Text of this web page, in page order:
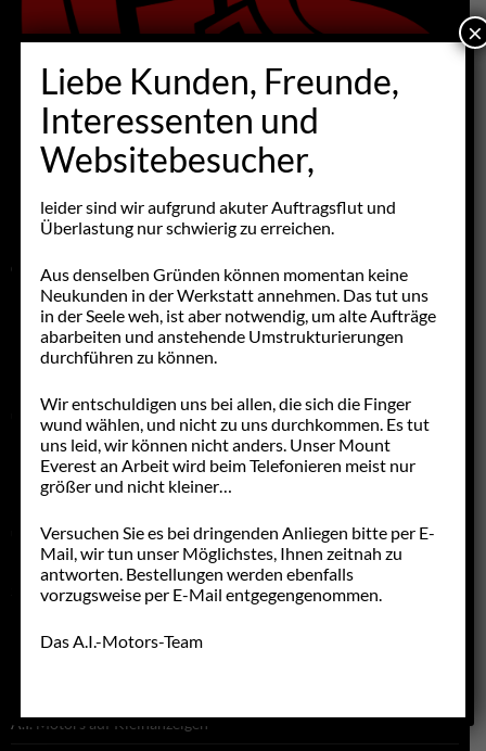
GESCHÄFTSZEITEN
Montag Ruhetag
Dienstag bis Donnerstag
9:30 – 12:30 Uhr
13:30 – 17:00 Uhr
Freitag
13:30 – 15:00 Uhr
Samstags nur nach Vereinbarung.
A.I. Motors auf Kleinanzeigen
Liebe Kunden, Freunde,
Interessenten und
Websitebesucher,
leider sind wir aufgrund akuter Auftragsflut und
Überlastung nur schwierig zu erreichen.
Aus denselben Gründen können momentan keine
Neukunden in der Werkstatt annehmen. Das tut uns
in der Seele weh, ist aber notwendig, um alte Aufträge
abarbeiten und anstehende Umstrukturierungen
durchführen zu können.
Wir entschuldigen uns bei allen, die sich die Finger
wund wählen, und nicht zu uns durchkommen. Es tut
uns leid, wir können nicht anders. Unser Mount
Everest an Arbeit wird beim Telefonieren meist nur
größer und nicht kleiner…
Versuchen Sie es bei dringenden Anliegen bitte per E-
Mail, wir tun unser Möglichstes, Ihnen zeitnah zu
antworten. Bestellungen werden ebenfalls
vorzugsweise per E-Mail entgegengenommen.
Das A.I.-Motors-Team
×